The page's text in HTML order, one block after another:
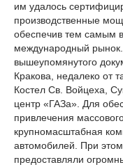
им удалось
производственные
обеспечив тем самым
международный
вышеупомянутого
Кракова, недалеко от
Костел Св. Войцеха,
центр «ГАЗа». Для
привлечения
крупномасштабная
автомобилей. При
предоставляли